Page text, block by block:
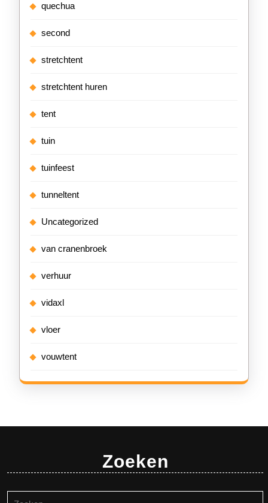
quechua
second
stretchtent
stretchtent huren
tent
tuin
tuinfeest
tunneltent
Uncategorized
van cranenbroek
verhuur
vidaxl
vloer
vouwtent
Zoeken